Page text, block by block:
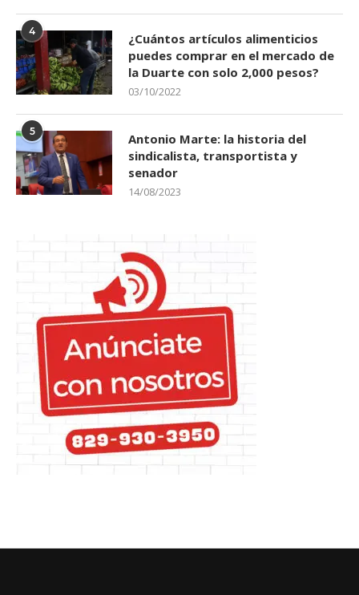
4
¿Cuántos artículos alimenticios
puedes comprar en el mercado de
la Duarte con solo 2,000 pesos?
03/10/2022
5
Antonio Marte: la historia del
sindicalista, transportista y
senador
14/08/2023